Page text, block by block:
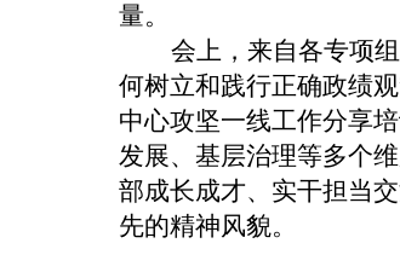
量。
会上，来自各专项
何树立和践行正确政绩
中心攻坚一线工作分享
发展、基层治理等多个
部成长成才、实干担当
先的精神风貌。